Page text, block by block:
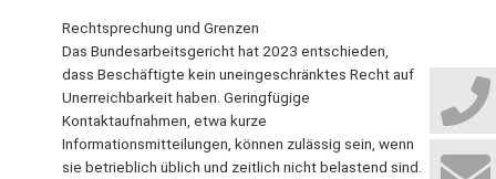
Rechtsprechung und Grenzen
Das Bundesarbeitsgericht hat 2023 entschieden,
dass Beschäftigte kein uneingeschränktes Recht auf
Unerreichbarkeit haben. Geringfügige
Kontaktaufnahmen, etwa kurze
Informationsmitteilungen, können zulässig sein, wenn
sie betrieblich üblich und zeitlich nicht belastend sind.